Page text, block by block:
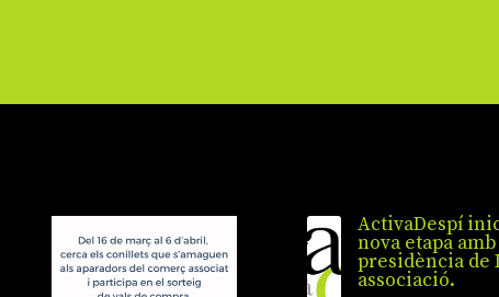
ActivaDespí
nova etapa
presidència de
associació.